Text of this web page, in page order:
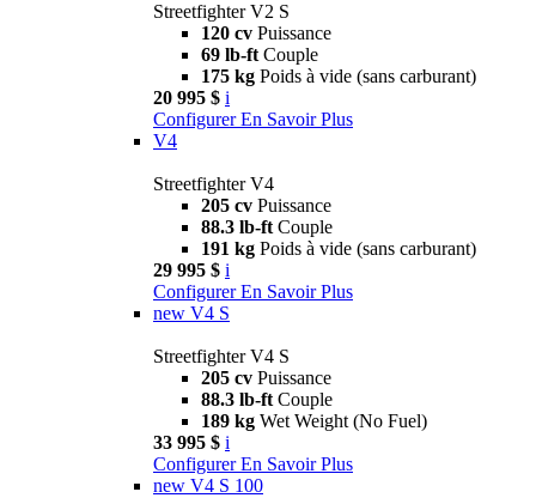
Streetfighter V2 S
120 cv Puissance
69 lb-ft Couple
175 kg Poids à vide (sans carburant)
20 995 $ i
Configurer En Savoir Plus
V4
Streetfighter V4
205 cv Puissance
88.3 lb-ft Couple
191 kg Poids à vide (sans carburant)
29 995 $ i
Configurer En Savoir Plus
new V4 S
Streetfighter V4 S
205 cv Puissance
88.3 lb-ft Couple
189 kg Wet Weight (No Fuel)
33 995 $ i
Configurer En Savoir Plus
new V4 S 100